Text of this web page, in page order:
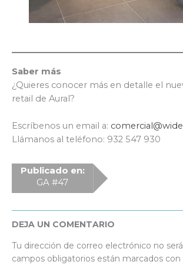
Saber más
¿Quieres conocer más en detalle el
retail de Aural?
Escríbenos un email a:
Llámanos al teléfono: 932 547 930
Publicado en:
GA #47
DEJA UN COMENTARIO
Tu dirección de correo electrónico no
campos obligatorios están marcados con